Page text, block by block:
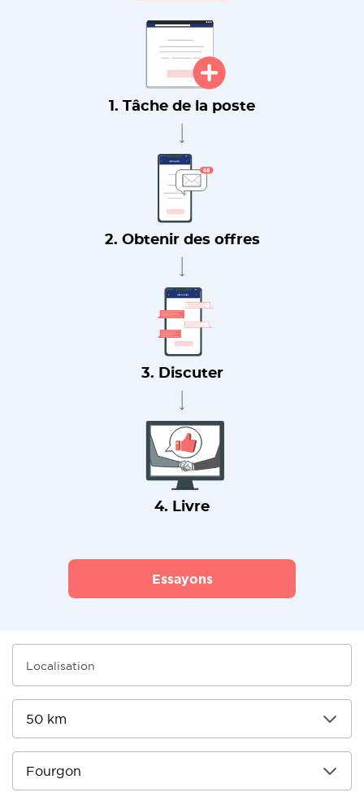
1. Tâche de la poste
2. Obtenir des offres
3. Discuter
4. Livre
Essayons